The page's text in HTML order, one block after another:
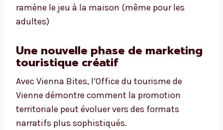
ramène le jeu à la maison (même pour les
adultes)
Une nouvelle phase de marketing
touristique créatif
Avec Vienna Bites, l’Office du tourisme de
Vienne démontre comment la promotion
territoriale peut évoluer vers des formats
narratifs plus sophistiqués.